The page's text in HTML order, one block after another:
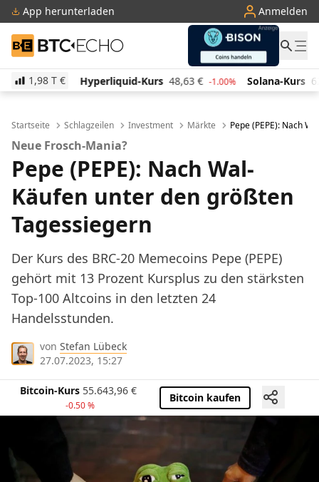
App herunterladen Anmelden
BTC-ECHO
1,98 T €
Hyperliquid-Kurs 48,63 € -1.00% Solana-Kurs 62,85 € -1.90%
Startseite Schlagzeilen Investment Märkte Pepe (PEPE): Nach
Neue Frosch-Mania?
Pepe (PEPE): Nach Wal-
Käufen unter den größten
Tagessiegern
Der Kurs des BRC-20 Memecoins Pepe (PEPE)
gehört mit 13 Prozent Kursplus zu den stärksten
Top-100 Altcoins in den letzten 24
Handelsstunden.
von Stefan Lübeck
27.07.2023, 15:27
Bitcoin-Kurs 55.643,96 €
-0.50 %
Bitcoin kaufen